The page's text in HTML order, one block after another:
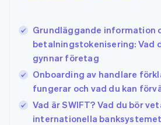
Grundläggande information
betalningstokenisering: Vad
gynnar företag
Onboarding av handlare
fungerar och vad du kan
Vad är SWIFT? Vad du bör
internationella banksystemet
Italien
ItalianoEnglish
Japan
日本語 English
Kanada
EnglishFrançais
Kroatien
EnglishItaliano